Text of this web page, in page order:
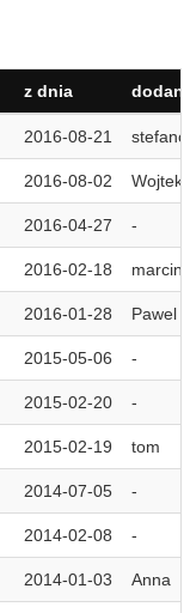
z dnia
2016-08-21 stefano
2016-08-02 Wojtek
2016-04-27 -
2016-02-18 marcin
2016-01-28 Pawel
2015-05-06 -
2015-02-20 -
2015-02-19 tom
2014-07-05 -
2014-02-08 -
2014-01-03 Anna